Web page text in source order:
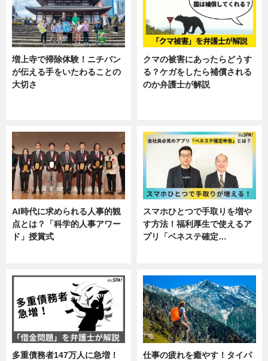
増上寺で掃除体験！ニチバン
が伝える手をいたわることの
大切さ
クマの被害にあったらどうす
る？ケガをしたら補償される
のか弁護士が解説
AI時代に求められる人事的観
点とは？「科学的人事アワー
ド」授賞式
スマホひとつで手取りを増や
す方法！福利厚生で使えるア
プリ「ベネステ確定…
多重債務者147万人に急増！
仕事の疲れを癒やす！タイパ